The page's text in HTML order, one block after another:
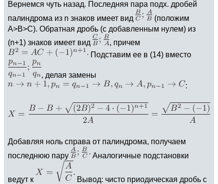
Вернемся чуть назад. Последняя пара подх. дробей
палиндрома из n знаков имеет вид
(положим
A>B>C). Обратная дробь (с добавленным нулем) из
(n+1) знаков имеет вид
, причем
Подставим ее в (14) вместо
, делая замены
:
Добавляя ноль справа от палиндрома, получаем
последнюю пару
Аналогичные подстановки
ведут к
Вывод: чисто приодическая дробь с